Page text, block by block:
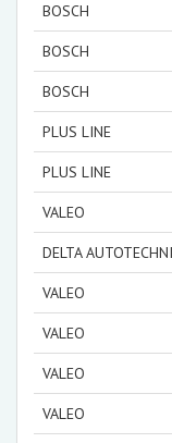
BOSCH
BOSCH
BOSCH
PLUS LINE
PLUS LINE
VALEO
DELTA
VALEO
VALEO
VALEO
VALEO